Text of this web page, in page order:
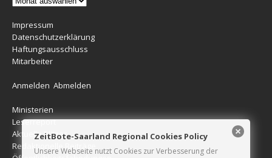
Impressum
Datenschutzerklärung
Haftungsausschluss
Mitarbeiter
Anmelden Abmelden
Ministerien
Leserreport
Aktuelle Blitzer
Redaktionelle Beiträge
ZeitBote-Saarland Regional Cookies Policy
Unsere Webseite nutzt Cookies zur Verbesserung der